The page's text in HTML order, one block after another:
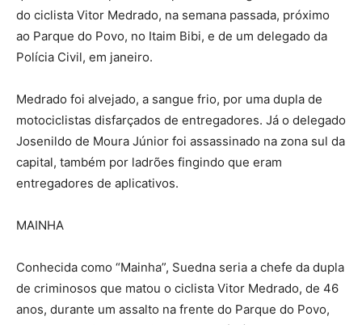
do ciclista Vitor Medrado, na semana passada, próximo
ao Parque do Povo, no Itaim Bibi, e de um delegado da
Polícia Civil, em janeiro.
Medrado foi alvejado, a sangue frio, por uma dupla de
motociclistas disfarçados de entregadores. Já o delegado
Josenildo de Moura Júnior foi assassinado na zona sul da
capital, também por ladrões fingindo que eram
entregadores de aplicativos.
MAINHA
Conhecida como “Mainha”, Suedna seria a chefe da dupla
de criminosos que matou o ciclista Vitor Medrado, de 46
anos, durante um assalto na frente do Parque do Povo,